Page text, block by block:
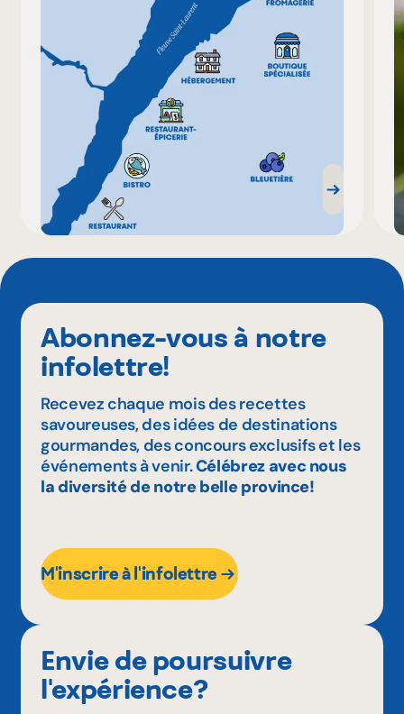
Abonnez-vous à notre
infolettre!
Recevez chaque mois des recettes
savoureuses, des idées de destinations
gourmandes, des concours exclusifs et les
événements à venir.Célébrez avec nous
la diversité de notre belle province!
M'inscrire à l'infolettre
Envie de poursuivre
l'expérience?